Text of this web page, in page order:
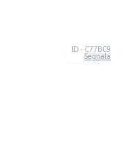
ID · C77BC9
Segnala